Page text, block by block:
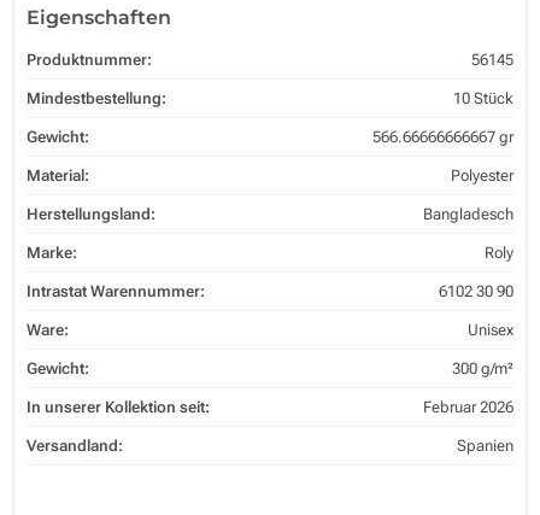
Eigenschaften
Produktnummer: 56145
Mindestbestellung: 10 Stück
Gewicht: 566.66666666667 gr
Material: Polyester
Herstellungsland: Bangladesch
Marke: Roly
Intrastat Warennummer: 6102 30 90
Ware: Unisex
Gewicht: 300 g/m²
In unserer Kollektion seit: Februar 2026
Versandland: Spanien